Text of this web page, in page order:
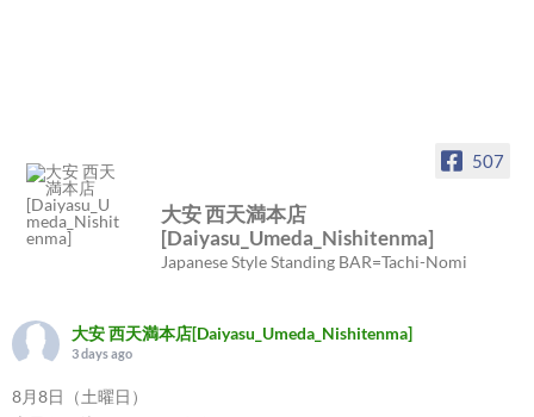
507
大安 西天満本店
[Daiyasu_Umeda_Nishitenma]
Japanese Style Standing BAR=Tachi-Nomi
大安 西天満本店[Daiyasu_Umeda_Nishitenma]
3 days ago
8月8日（土曜日）